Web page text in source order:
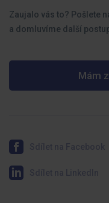
Zaujalo vás to? Pošlete
a domluvíme další
Mám